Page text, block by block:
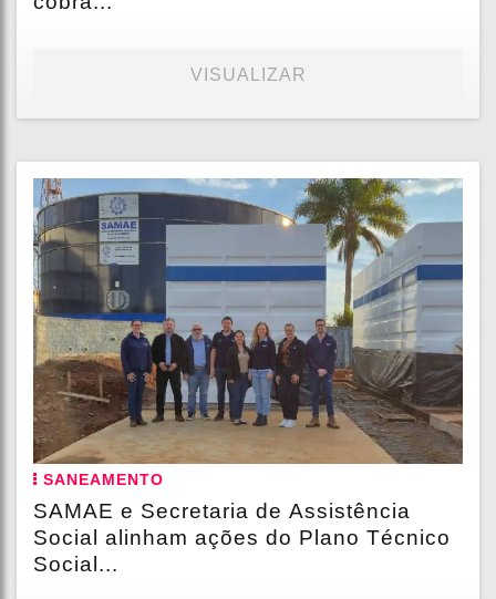
VISUALIZAR
SANEAMENTO
SAMAE e Secretaria de Assistência
Social alinham ações do Plano Técnico
Social...